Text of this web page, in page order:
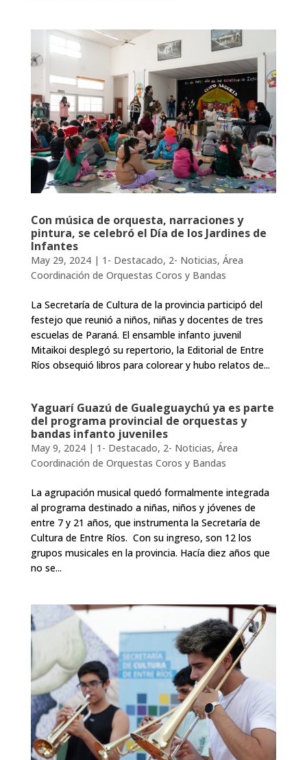
Con música de orquesta, narraciones y
pintura, se celebró el Día de los Jardines de
Infantes
May 29, 2024| 1- Destacado, 2- Noticias, Área
Coordinación de Orquestas Coros y Bandas
La Secretaría de Cultura de la provincia participó del
festejo que reunió a niños, niñas y docentes de tres
escuelas de Paraná. El ensamble infanto juvenil
Mitaikoi desplegó su repertorio, la Editorial de Entre
Ríos obsequió libros para colorear y hubo relatos de...
Yaguarí Guazú de Gualeguaychú ya es parte
del programa provincial de orquestas y
bandas infanto juveniles
May 9, 2024| 1- Destacado, 2- Noticias, Área
Coordinación de Orquestas Coros y Bandas
La agrupación musical quedó formalmente integrada
al programa destinado a niñas, niños y jóvenes de
entre 7 y 21 años, que instrumenta la Secretaría de
Cultura de Entre Ríos. Con su ingreso, son 12 los
grupos musicales en la provincia. Hacía diez años que
no se...